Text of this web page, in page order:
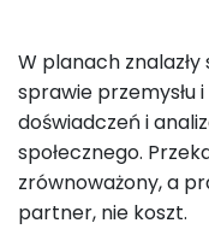
W planach
sprawie przemysłu
doświadczeń i
społecznego.
zrównoważony, a
partner, nie koszt.